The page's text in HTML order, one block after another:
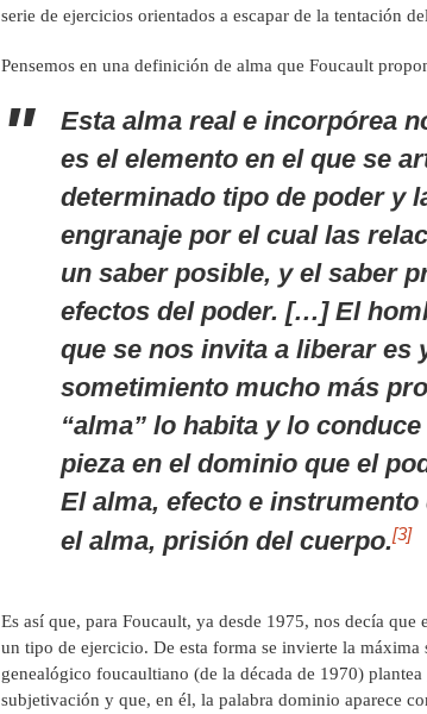
serie de ejercicios orientados a escapar de la tentación
Pensemos en una definición de alma que Foucault
Esta alma real e incorpórea
es el elemento en el que se
determinado tipo de poder y
engranaje por el cual las
un saber posible, y el saber
efectos del poder. […] El
que se nos invita a liberar es
sometimiento mucho más
“alma” lo habita y lo
pieza en el dominio que el
El alma, efecto e
el alma, prisión del cuerpo.[3]
Es así que, para Foucault, ya desde 1975, nos decía que
un tipo de ejercicio. De esta forma se invierte la máxima
genealógico foucaultiano (de la década de 1970)
subjetivación y que, en él, la palabra dominio aparece